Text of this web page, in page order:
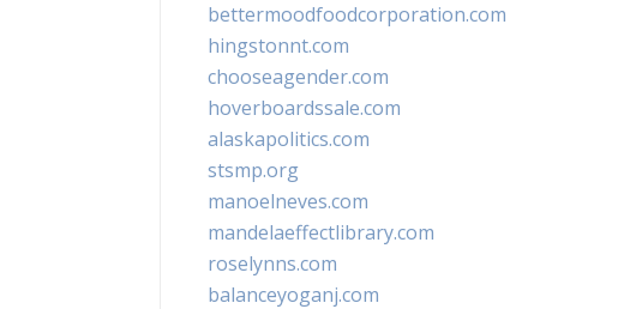
bettermoodfoodcorporation.com
hingstonnt.com
chooseagender.com
hoverboardssale.com
alaskapolitics.com
stsmp.org
manoelneves.com
mandelaeffectlibrary.com
roselynns.com
balanceyoganj.com